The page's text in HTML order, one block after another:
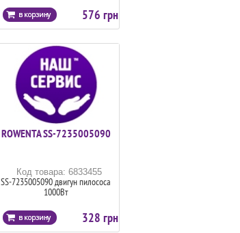
576 грн
ROWENTA SS-7235005090
Код товара: 6833455
SS-7235005090 двигун пилососа
1000Вт
328 грн